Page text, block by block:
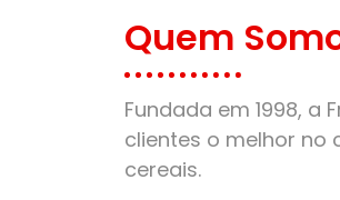
Quem
Fundada em 1998, a
clientes o melhor no
cereais.